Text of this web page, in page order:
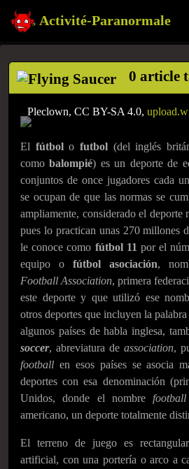
Activité-Paranormale
0 article
Pleclown, CC BY-SA 4.0,
El fútbolo futbol (del inglés
comobalompié)​ es un deporte de
conjuntos de once jugadores cada
se ocupan de que las normas se
ampliamente, considerado el deporte
pues lo practican unas 270 millones
le conoce como fútbol 11 por el
equipo o fútbol asociación,
Football Association, primera
este deporte y que utilizó ese
otros deportes que incluyen la
algunos países de habla inglesa,
soccer, abreviatura de association,
football en esos países se asocia
deportes con esa denominación
Unidos, donde el nombre football
americano, un deporte totalmente
El terreno de juego es
artificial, con una portería o arco a